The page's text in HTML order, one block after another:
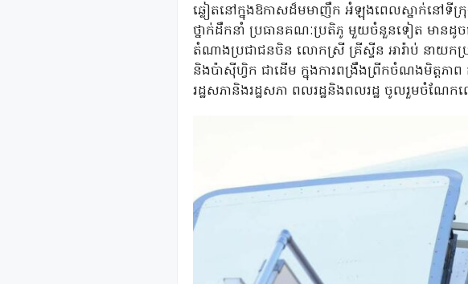
ឆ្លៀតនៅក្នុងឱកាសដ៏មមាញឹក អំឡុងពេលស្នាក់នៅទីក្រុ
ថ្នាក់ដឹកនាំ ប្រធានគណៈប្រតិភូ មួយចំនួនទៀត មានដូច
តំណាងប្រជាជនចិន លោកស្រី គ្រីស្ទីន អារ៉ាប់ នាយកប្
និងប៉ាស៊ីហ្វិក ជាដើម ក្នុងការពង្រឹងព្រីកចំណងមិត្តភា
រដ្ឋសភានិងរដ្ឋសភា ពលរដ្ឋនិងពលរដ្ឋ ចូលរួមចំណែ